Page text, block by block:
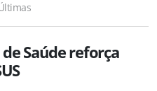
Saúde reforça